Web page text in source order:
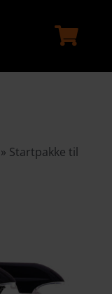
» Startpakke til